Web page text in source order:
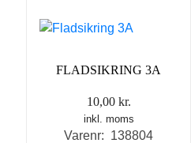
FLADSIKRING 3A
10,00 kr.
inkl. moms
Varenr: 138804